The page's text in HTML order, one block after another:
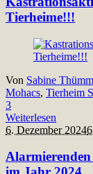
Tierheime!!!
Von Sabine
Mohacs, Tierheim
3
Weiterlesen
6. Dezember 2024